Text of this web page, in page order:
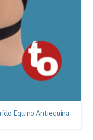
Equino Antiequina